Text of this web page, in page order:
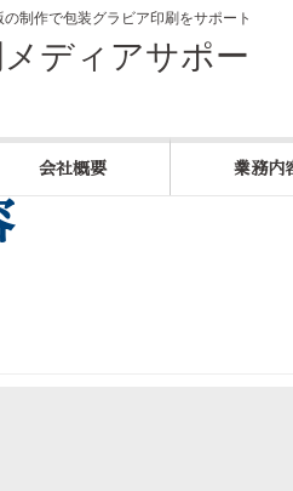
制作で包装グラビア印刷をサポート
会社概要 業務内